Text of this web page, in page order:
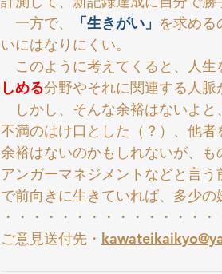
一方で、
「生きがい」 を求める
いにはなりにくい。
このように考えてくると、人生
しめる分野やそれに関連する人脈
しかし、そんな余裕はないよと
不満のはけ口とした（？）、他
余裕はないのかもしれないが、も
アンガーマネジメントなどと言
で前向きに生きていれば、多少の
・・・・・・・・・・・・・・・
ご意見送付先・